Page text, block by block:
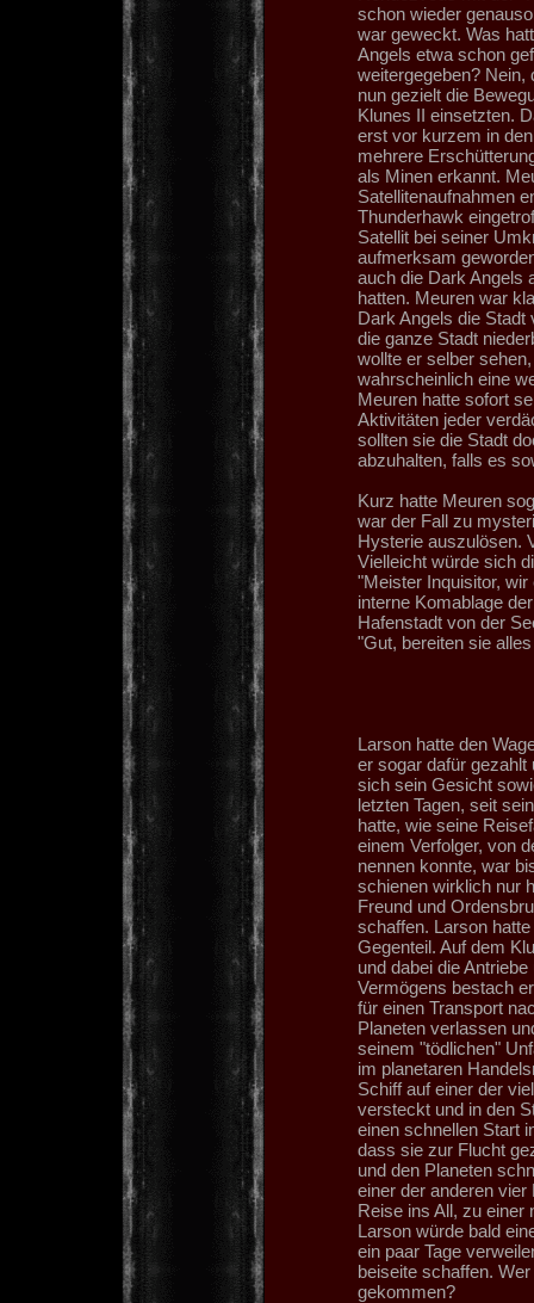
schon wieder
war geweckt. Was
Angels etwa schon
weitergegeben? Nein,
nun gezielt die
Klunes II einsetzten.
erst vor kurzem in
mehrere
als Minen erkannt.
Satellitenaufnahmen
Thunderhawk
Satellit bei seiner
aufmerksam
auch die Dark Angels
hatten. Meuren war
Dark Angels die
die ganze Stadt
wollte er selber
wahrscheinlich eine
Meuren hatte sofort
Aktivitäten jeder
sollten sie die Stadt
abzuhalten, falls es
Kurz hatte Meuren
war der Fall zu
Hysterie auszulösen.
Vielleicht würde sich
"Meister Inquisitor,
interne Komablage
Hafenstadt von der
"Gut, bereiten sie
Larson hatte den
er sogar dafür gezahlt
sich sein Gesicht
letzten Tagen, seit
hatte, wie seine
einem Verfolger, von
nennen konnte, war
schienen wirklich nur
Freund und
schaffen. Larson
Gegenteil. Auf dem
und dabei die
Vermögens bestach
für einen Transport
Planeten verlassen
seinem "tödlichen"
im planetaren
Schiff auf einer der
versteckt und in den
einen schnellen Start
dass sie zur Flucht
und den Planeten
einer der anderen
Reise ins All, zu einer
Larson würde bald
ein paar Tage
beiseite schaffen.
gekommen?